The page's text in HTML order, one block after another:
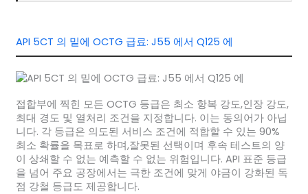
API 5CT 의 밑에 OCTG 급료: J55 에서 Q125 에
접합부에 찍힌 모든 OCTG 등급은 최소 항복 강도,인장 강도,
최대 경도 및 열처리 조건을 지정합니다. 이는 동의어가 아닙
니다. 각 등급은 의도된 서비스 조건에 적합할 수 있는 90%
최소 확률을 목표로 하며,잘못된 선택이며 후속 테스트의 양
이 상쇄할 수 없는 예측할 수 없는 위험입니다. API 표준 등급
을 넘어 주요 공장에서는 극한 조건에 맞게 야금이 강화된 독
점 강철 등급도 제공합니다.